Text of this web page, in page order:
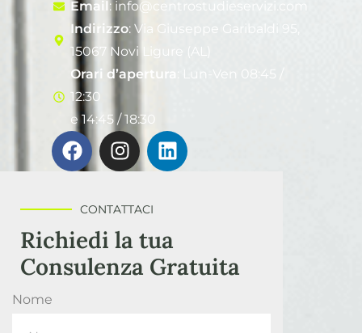
Email: info@centrostudieservizi.com
Indirizzo: Via Giuseppe Garibaldi 95,
15067 Novi Ligure (AL)
Orari d’apertura : Lun-Ven 08:45 /
12:30
e 14:45 / 18:30
CONTATTACI
Richiedi la tua
Consulenza Gratuita
Nome